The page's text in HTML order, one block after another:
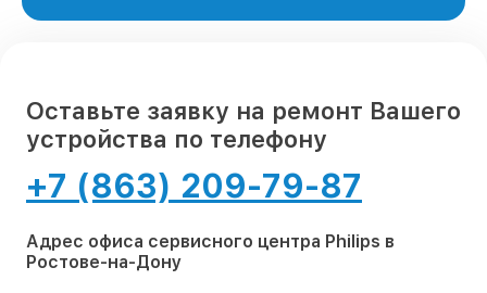
Оставьте заявку на ремонт Вашего
устройства по телефону
+7 (863) 209-79-87
Адрес офиса сервисного центра Philips в
Ростове-на-Дону